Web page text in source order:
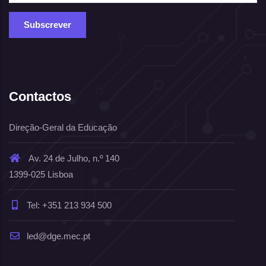
Contactos
Direção-Geral da Educação
Av. 24 de Julho, n.º 140
1399-025 Lisboa
Tel: +351 213 934 500
led@dge.mec.pt